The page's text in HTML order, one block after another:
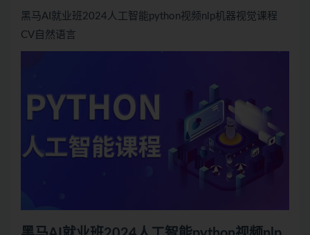
黑马AI就业班2024人工智能python视频nlp机器视觉课程
CV自然语言